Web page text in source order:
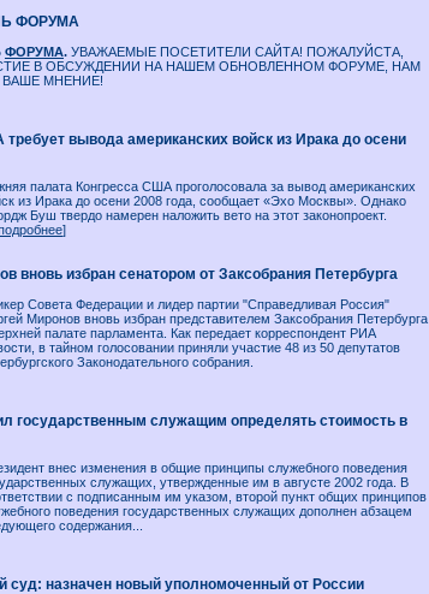
ФОРУМА
ФОРУМА. УВАЖАЕМЫЕ ПОСЕТИТЕЛИ САЙТА! ПОЖАЛУЙСТА,
В ОБСУЖДЕНИИ НА НАШЕМ ОБНОВЛЕННОМ ФОРУМЕ, НАМ
МНЕНИЕ!
вывода американских войск из Ирака до осени
палата Конгресса США проголосовала за вывод американских
из Ирака до осени 2008 года, сообщает «Эхо Москвы». Однако
Буш твердо намерен наложить вето на этот законопроект.
]
вновь избран сенатором от Заксобрания Петербурга
Совета Федерации и лидер партии "Справедливая Россия"
Миронов вновь избран представителем Заксобрания Петербурга
палате парламента. Как передает корреспондент РИА
в тайном голосовании приняли участие 48 из 50 депутатов
Законодательного собрания.
государственным служащим определять стоимость в
внес изменения в общие принципы служебного поведения
служащих, утвержденные им в августе 2002 года. В
с подписанным им указом, второй пункт общих принципов
поведения государственных служащих дополнен абзацем
содержания...
суд: назначен новый уполномоченный от России